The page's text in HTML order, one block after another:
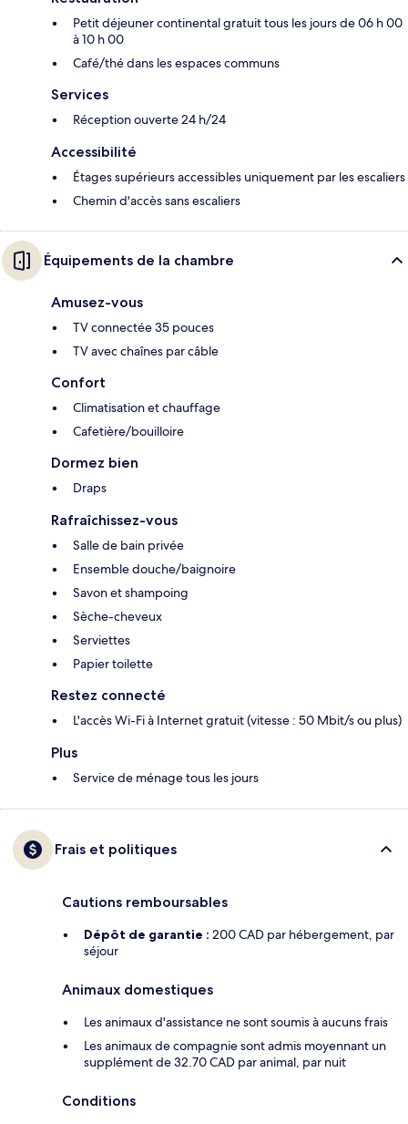
Petit déjeuner continental gratuit tous les jours de 06 h 00
à 10 h 00
Café/thé dans les espaces communs
Services
Réception ouverte 24 h/24
Accessibilité
Étages supérieurs accessibles uniquement par les escaliers
Chemin d'accès sans escaliers
Équipements de la chambre
Amusez-vous
TV connectée 35 pouces
TV avec chaînes par câble
Confort
Climatisation et chauffage
Cafetière/bouilloire
Dormez bien
Draps
Rafraîchissez-vous
Salle de bain privée
Ensemble douche/baignoire
Savon et shampoing
Sèche-cheveux
Serviettes
Papier toilette
Restez connecté
L'accès Wi-Fi à Internet gratuit (vitesse : 50 Mbit/s ou plus)
Plus
Service de ménage tous les jours
Frais et politiques
Cautions remboursables
Dépôt de garantie : 200 CAD par hébergement, par
séjour
Animaux domestiques
Les animaux d'assistance ne sont soumis à aucuns frais
Les animaux de compagnie sont admis moyennant un
supplément de 32.70 CAD par animal, par nuit
Conditions